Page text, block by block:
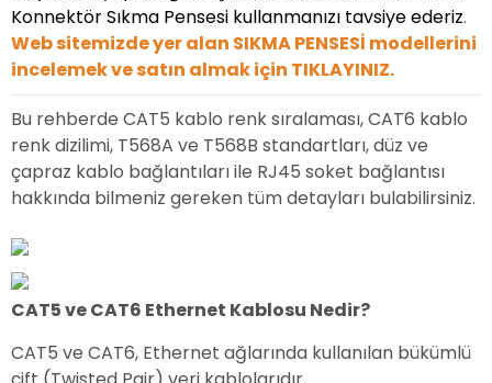
Konnektör Sıkma Pensesi kullanmanızı tavsiye ederiz.
Web sitemizde yer alan SIKMA PENSESİ modellerini
incelemek ve satın almak için TIKLAYINIZ.
Bu rehberde CAT5 kablo renk sıralaması, CAT6 kablo
renk dizilimi, T568A ve T568B standartları, düz ve
çapraz kablo bağlantıları ile RJ45 soket bağlantısı
hakkında bilmeniz gereken tüm detayları bulabilirsiniz.
CAT5 ve CAT6 Ethernet Kablosu Nedir?
CAT5 ve CAT6, Ethernet ağlarında kullanılan bükümlü